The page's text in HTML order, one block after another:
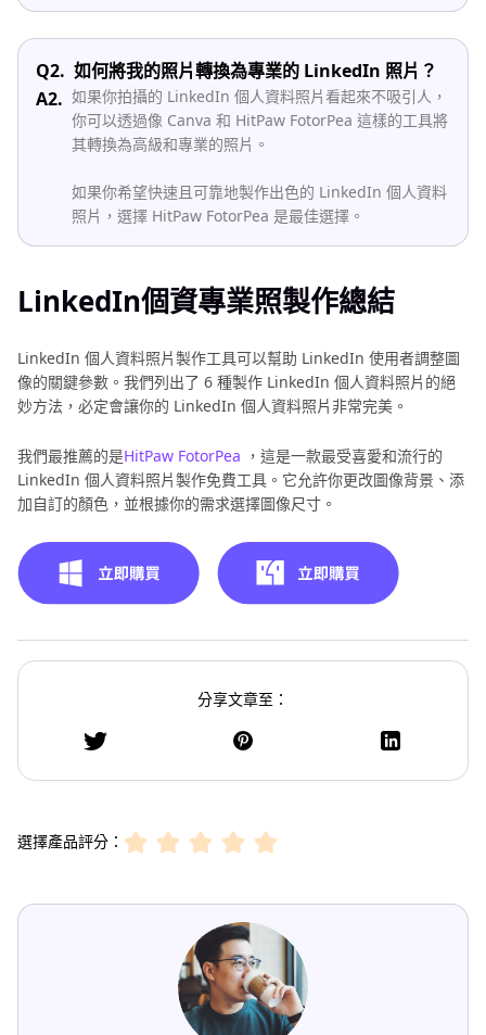
Q2. 如何將我的照片轉換為專業的 LinkedIn 照片？
A2. 如果你拍攝的 LinkedIn 個人資料照片看起來不吸引人，
你可以透過像 Canva 和 HitPaw FotorPea 這樣的工具將
其轉換為高級和專業的照片。
如果你希望快速且可靠地製作出色的 LinkedIn 個人資料
照片，選擇 HitPaw FotorPea 是最佳選擇。
LinkedIn個資專業照製作總結
LinkedIn 個人資料照片製作工具可以幫助 LinkedIn 使用者調整圖
像的關鍵參數。我們列出了 6 種製作 LinkedIn 個人資料照片的絕
妙方法，必定會讓你的 LinkedIn 個人資料照片非常完美。
我們最推薦的是HitPaw FotorPea ，這是一款最受喜愛和流行的
LinkedIn 個人資料照片製作免費工具。它允許你更改圖像背景、添
加自訂的顏色，並根據你的需求選擇圖像尺寸。
分享文章至：
選擇產品評分：